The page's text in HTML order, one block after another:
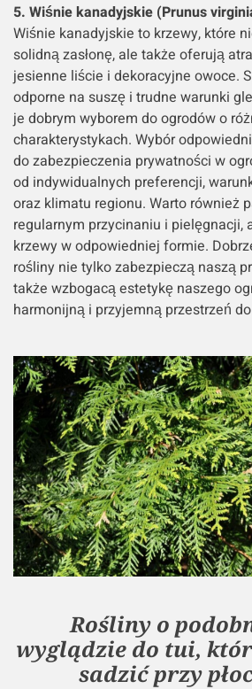
5. Wiśnie kanadyjskie (Prunus
Wiśnie kanadyjskie to krzewy, które
solidną zasłonę, ale także oferują
jesienne liście i dekoracyjne owoce.
odporne na suszę i trudne warunki
je dobrym wyborem do ogrodów o
charakterystykach. Wybór
do zabezpieczenia prywatności w
od indywidualnych preferencji,
oraz klimatu regionu. Warto również
regularnym przycinaniu i pielęgnacji,
krzewy w odpowiedniej formie.
rośliny nie tylko zabezpieczą naszą
także wzbogacą estetykę naszego
harmonijną i przyjemną przestrzeń
Rośliny o
wyglądzie do tui,
sadzić przy